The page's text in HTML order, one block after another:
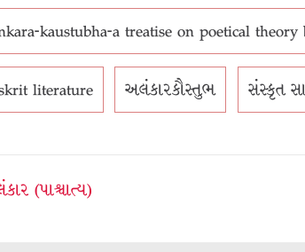
kaustubha-a treatise on poetical
literature અલંકારકૌસ્તુભ સંસ્કૃત
(પાશ્ચાત્ય)